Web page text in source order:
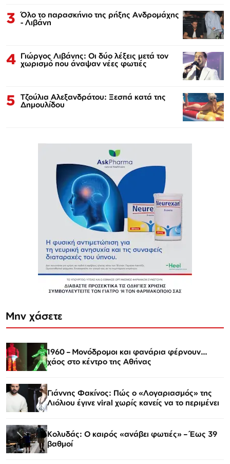
3 Όλο το παρασκήνιο της ρήξης Ανδρομάχης
- Λιβάνη
4 Γιώργος Λιβάνης: Οι δύο λέξεις μετά τον
χωρισμό που άναψαν νέες φωτιές
5 Τζούλια Αλεξανδράτου: Ξεσπά κατά της
Δημουλίδου
Μην χάσετε
1960 – Μονόδρομοι και φανάρια φέρνουν…
χάος στο κέντρο της Αθήνας
Γιάννης Φακίνος: Πώς ο «Λογαριασμός» της
Λιόλιου έγινε viral χωρίς κανείς να το περιμένει
Κολυδάς: Ο καιρός «ανάβει φωτιές» – Έως 39
βαθμοί